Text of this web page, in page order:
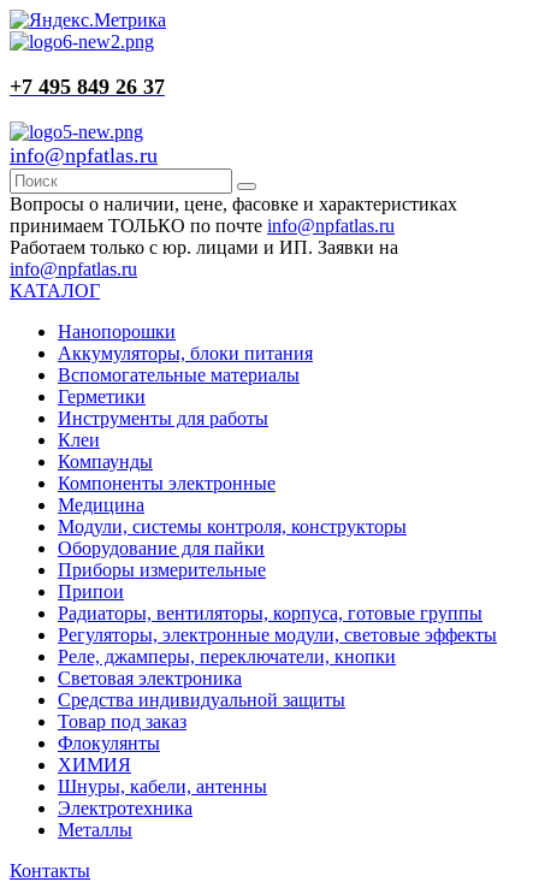
+7 495 849 26 37
info@npfatlas.ru
Вопросы о наличии, цене, фасовке и характеристиках
принимаем ТОЛЬКО по почте info@npfatlas.ru
Работаем только с юр. лицами и ИП. Заявки на
info@npfatlas.ru
КАТАЛОГ
Нанопорошки
Аккумуляторы, блоки питания
Вспомогательные материалы
Герметики
Инструменты для работы
Клеи
Компаунды
Компоненты электронные
Медицина
Модули, системы контроля, конструкторы
Оборудование для пайки
Приборы измерительные
Припои
Радиаторы, вентиляторы, корпуса, готовые группы
Регуляторы, электронные модули, световые эффекты
Реле, джамперы, переключатели, кнопки
Световая электроника
Средства индивидуальной защиты
Товар под заказ
Флокулянты
ХИМИЯ
Шнуры, кабели, антенны
Электротехника
Металлы
Контакты